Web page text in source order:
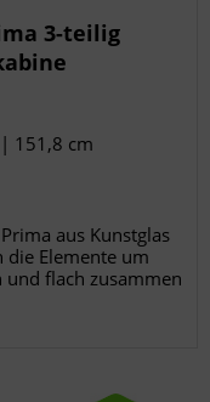
3-teilig
151,8 cm
aus Kunstglas
die Elemente um
und flach zusammen